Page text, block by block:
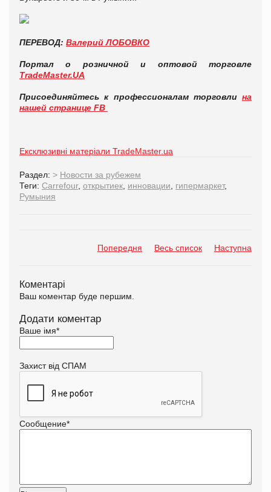
ПЕРЕВОД: Валерий ЛОБОВКО
Портал о розничной и оптовой торговле
TradeMaster.UA
Присоединяйтесь к профессионалам торговли на
нашей странице FB
Ексклюзивні матеріали TradeMaster.ua
Раздел: > Новости за рубежем
Теги: Carrefour, открытиек, инновации, гипермаркет,
Румыния
Попередня Весь список Наступна
Коментарі
Ваш коментар буде першим.
Додати коментар
Ваше імя*
Захист від СПАМ
Сообщение*